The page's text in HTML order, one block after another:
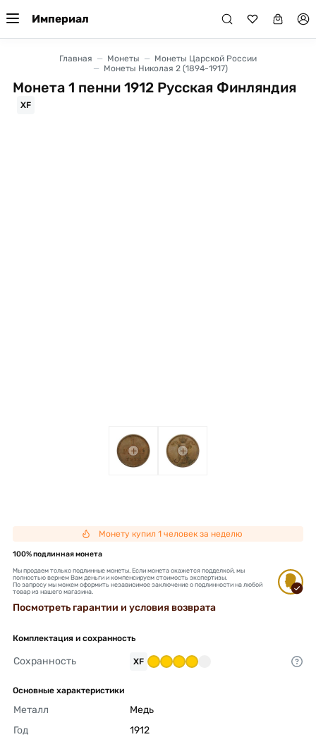
Империал
Главная Монеты
Монеты Царской России
Монеты Николая 2 (1894-1917)
Монета 1 пенни 1912 Русская Финляндия
XF
+ +
Монету купил 1 человек за неделю
100% подлинная монета
Мы продаем только подлинные монеты. Если монета окажется подделкой, мы
полностью вернем Вам деньги и компенсируем стоимость экспертизы.
По запросу мы можем оформить независимое заключение о подлинности на любой
товар из нашего магазина.
Посмотреть гарантии и условия возврата
Комплектация и сохранность
Сохранность XF
Основные характеристики
Металл
Медь
Год
1912